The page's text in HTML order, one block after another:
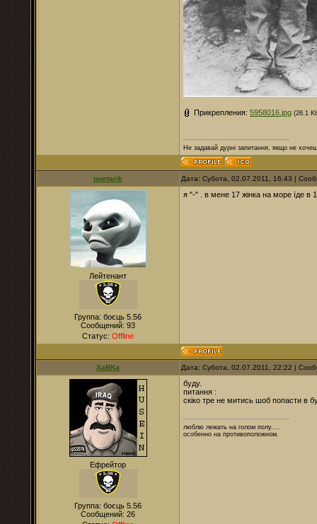
Прикрепления: 5958016.jpg (26.1
Не задавай дурні запитання, якщо не
mortarik Дата: Субота, 02.07.2011, 16:43 |
Лейтенант
Группа: боєць 5.56
Сообщений: 93
Статус: Offline
я "-" . в мене 17 жінка на море їде в
XaBKa Дата: Субота, 02.07.2011, 22:22 |
Ефрейтор
Группа: боєць 5.56
Сообщений: 26
буду.
питання :
скіко тре не митись шоб попасти в
люблю лежать на голом полу....
особенно на противоположном.